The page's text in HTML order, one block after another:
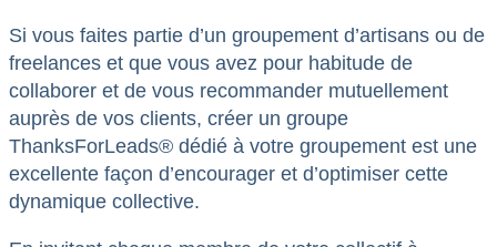
Si vous faites partie d’un groupement d’artisans ou de
freelances et que vous avez pour habitude de
collaborer et de vous recommander mutuellement
auprès de vos clients, créer un groupe
ThanksForLeads® dédié à votre groupement est une
excellente façon d’encourager et d’optimiser cette
dynamique collective.